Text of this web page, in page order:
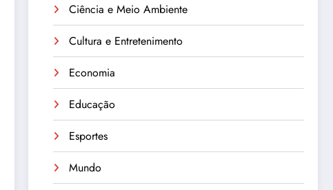
Ciência e Meio Ambiente
Cultura e Entretenimento
Economia
Educação
Esportes
Mundo